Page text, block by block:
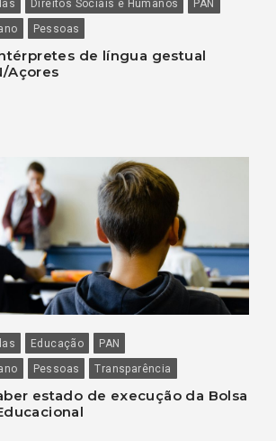
Direitos Sociais e Humanos
PAN
Pessoas
de língua gestual
Açores
Educação
PAN
Pessoas Transparência
estado de execução da Bolsa